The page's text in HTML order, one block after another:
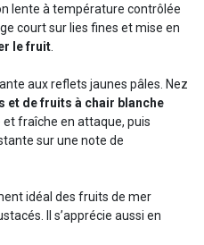
lente à température contrôlée
court sur lies fines et mise en
le fruit.
aux reflets jaunes pâles. Nez
et de fruits à chair blanche
fraîche en attaque, puis
sur une note de
idéal des fruits de mer
Il s’apprécie aussi en